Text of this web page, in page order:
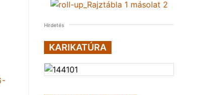
Hirdetés
KARIKATÚRA